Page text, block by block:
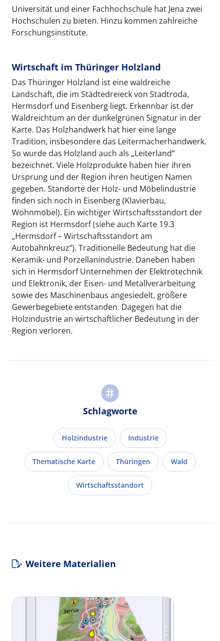
Universität und einer Fachhochschule hat Jena zwei
Hochschulen zu bieten. Hinzu kommen zahlreiche
Forschungsinstitute.
Wirtschaft im Thüringer Holzland
Das Thüringer Holzland ist eine waldreiche
Landschaft, die im Städtedreieck von Stadtroda,
Hermsdorf und Eisenberg liegt. Erkennbar ist der
Waldreichtum an der dunkelgrünen Signatur in der
Karte. Das Holzhandwerk hat hier eine lange
Tradition, insbesondere das Leitermacherhandwerk.
So wurde das Holzland auch als „Leiterland“
bezeichnet. Viele Holzprodukte haben hier ihren
Ursprung und der Region ihren heutigen Namen
gegeben. Standorte der Holz- und Möbelindustrie
finden sich noch in Eisenberg (Klavierbau,
Wohnmöbel). Ein wichtiger Wirtschaftsstandort der
Region ist Hermsdorf (siehe auch Karte 19.3
„Hermsdorf – Wirtschaftsstandort am
Autobahnkreuz“). Traditionelle Bedeutung hat die
Keramik- und Porzellanindustrie. Daneben haben
sich in Hermsdorf Unternehmen der Elektrotechnik
und Elektronik, der Eisen- und Metallverarbeitung
sowie des Maschinenbaus angesiedelt, größere
Gewerbegebiete entstanden. Dagegen hat die
Holzindustrie an wirtschaftlicher Bedeutung in der
Region verloren.
Schlagworte
Holzindustrie Industrie
Thematische Karte Thüringen Wald
Wirtschaftsstandort
Weitere Materialien